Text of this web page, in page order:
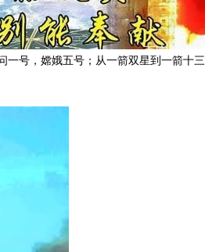
一号，嫦娥五号；从一箭双星到一箭十